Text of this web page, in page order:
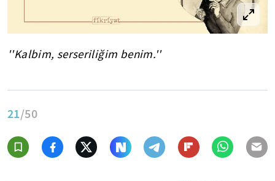
''Kalbim, serseriliğim benim.''
21/50